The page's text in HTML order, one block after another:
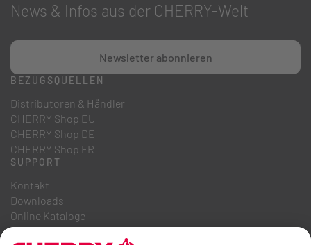
News & Infos aus der CHERRY-Welt
Newsletter abonnieren
BEZUGSQUELLEN
Distributoren & Händler
CHERRY Shop EU
CHERRY Shop DE
CHERRY Shop FR
SUPPORT
Kontakt
Downloads
Online Kataloge
FAQ